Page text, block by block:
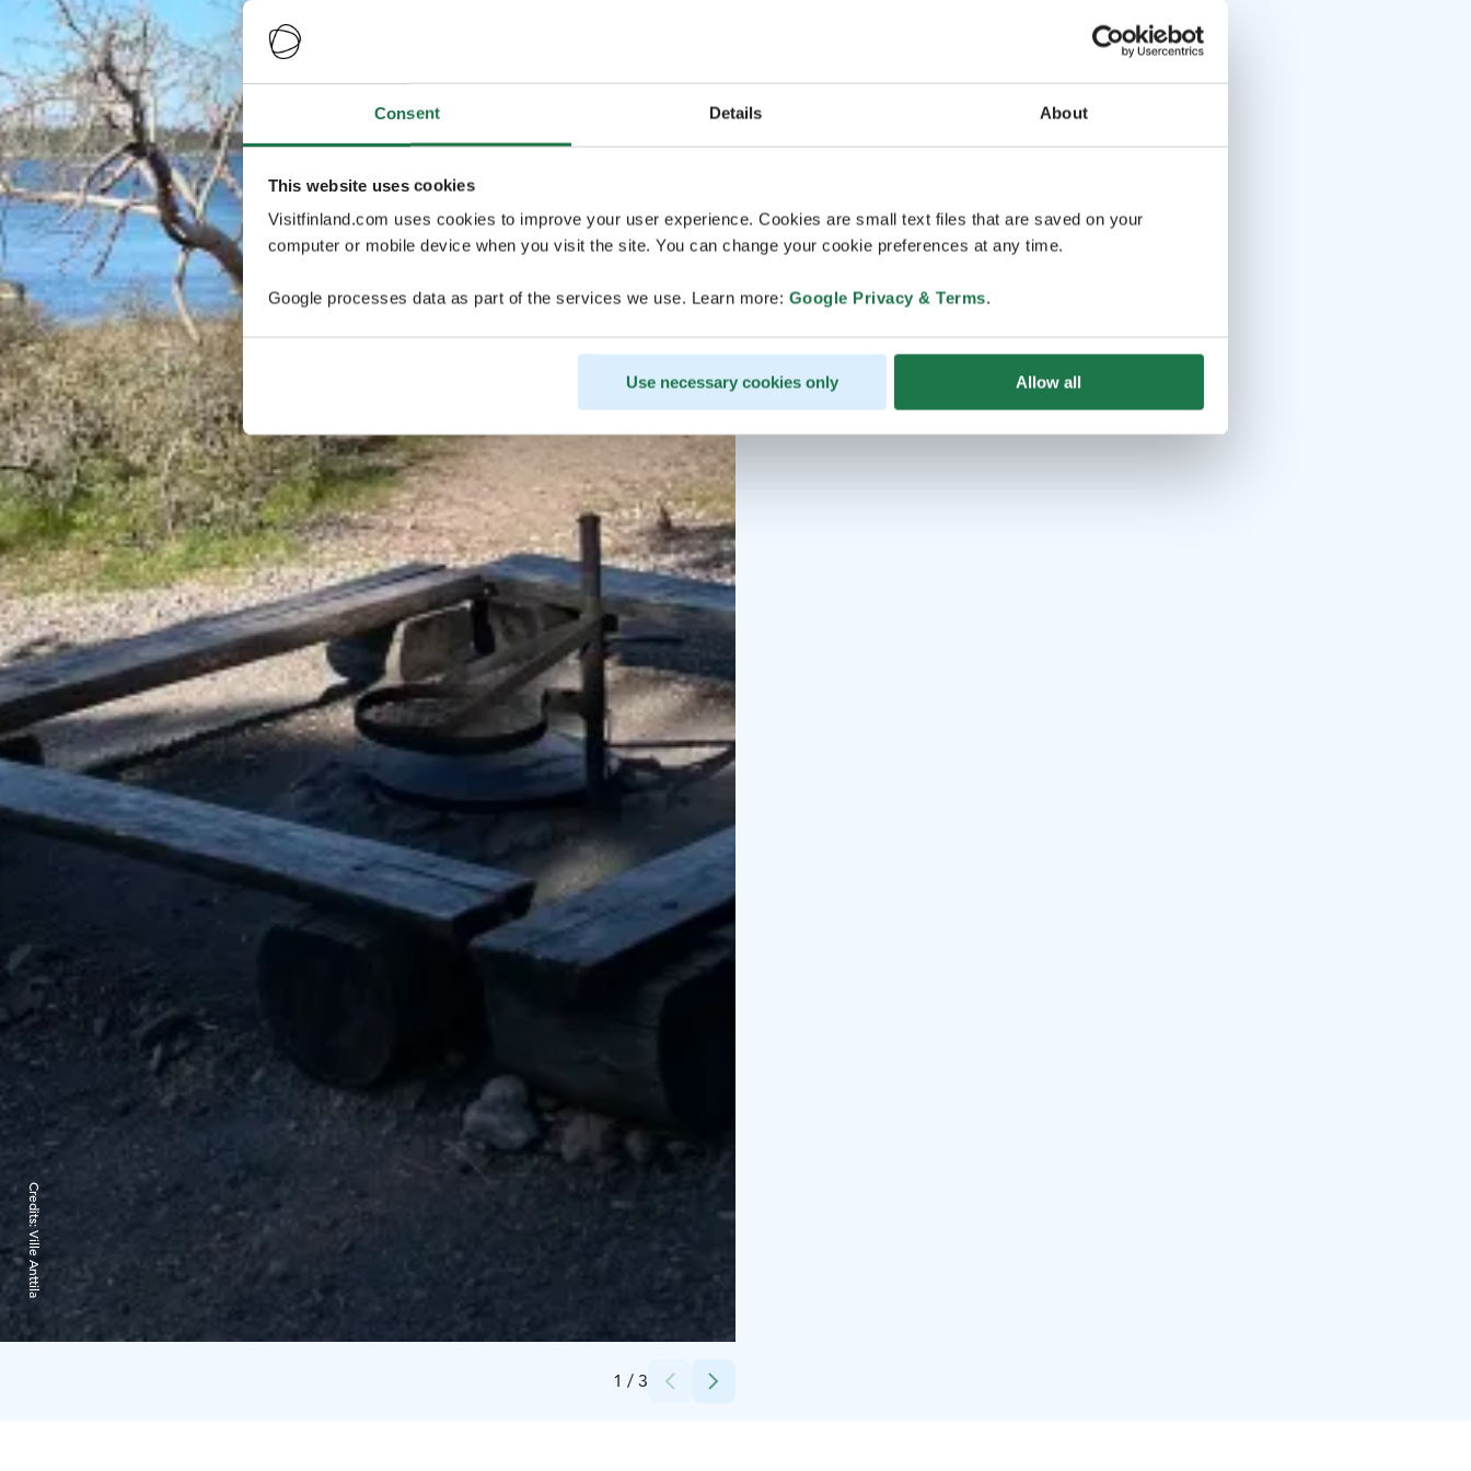
Consent Details About
This website uses cookies
Visitfinland.com uses cookies to improve your user experience. Cookies are small text files that are saved on your
computer or mobile device when you visit the site. You can change your cookie preferences at any time.
Google processes data as part of the services we use. Learn more: Google Privacy & Terms.
Use necessary cookies only Allow all
1 / 3
Credits:
Ville Anttila